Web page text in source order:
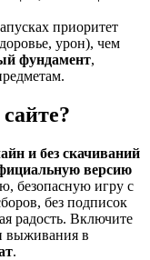
приоритет
урон), чем
фундамент,
и без скачиваний
версию
безопасную игру с
без подписок
радость. Включите
выживания в
.